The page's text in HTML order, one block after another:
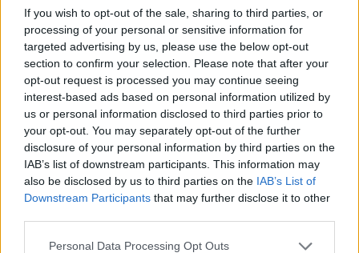
If you wish to opt-out of the sale, sharing to third parties, or
processing of your personal or sensitive information for
targeted advertising by us, please use the below opt-out
section to confirm your selection. Please note that after your
opt-out request is processed you may continue seeing
interest-based ads based on personal information utilized by
us or personal information disclosed to third parties prior to
your opt-out. You may separately opt-out of the further
disclosure of your personal information by third parties on the
IAB’s list of downstream participants. This information may
also be disclosed by us to third parties on the IAB’s List of
Downstream Participants that may further disclose it to other
Personal Data Processing Opt Outs
Poslední 3 příspěvky na mé zdi
princezna (před 4 lety)